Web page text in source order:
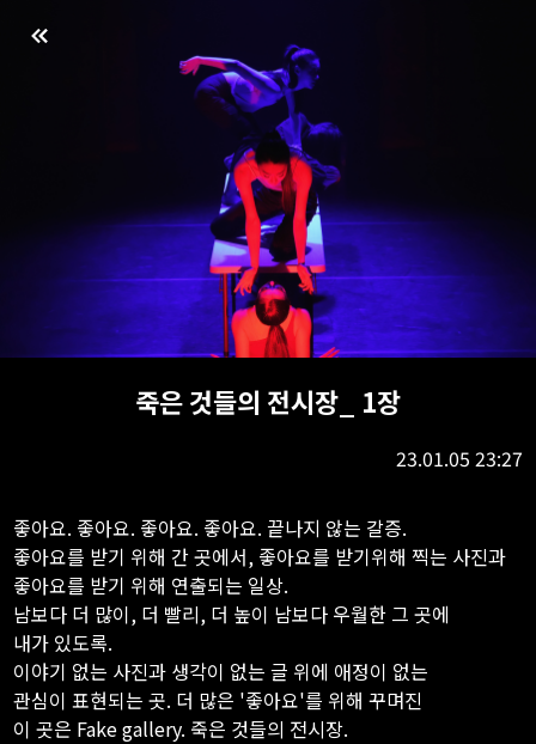
죽은 것들의 전시장_ 1장
23.01.05 23:27
좋아요. 좋아요. 좋아요. 좋아요. 끝나지 않는 갈증.
좋아요를 받기 위해 간 곳에서, 좋아요를 받기위해 찍는 사진과
좋아요를 받기 위해 연출되는 일상.
남보다 더 많이, 더 빨리, 더 높이 남보다 우월한 그 곳에
내가 있도록.
이야기 없는 사진과 생각이 없는 글 위에 애정이 없는
관심이 표현되는 곳. 더 많은 '좋아요'를 위해 꾸며진
이 곳은 Fake gallery. 죽은 것들의 전시장.